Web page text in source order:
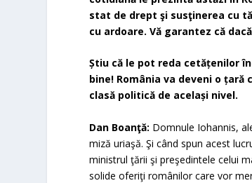
stat de drept şi susţinerea cu
cu ardoare. Vă garantez că
Știu că le pot reda cetățenilor
bine! România va deveni o
clasă politică de același nivel.
Dan Boanţă: Domnule Iohannis,
miză uriaşă. Şi când spun acest
ministrul ţării şi preşedintele celui
solide oferiţi românilor care vor